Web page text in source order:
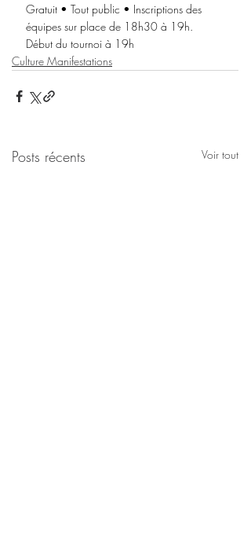
Gratuit • Tout public • Inscriptions des
équipes sur place de 18h30 à 19h.
Début du tournoi à 19h
Culture Manifestations
Posts récents Voir tout